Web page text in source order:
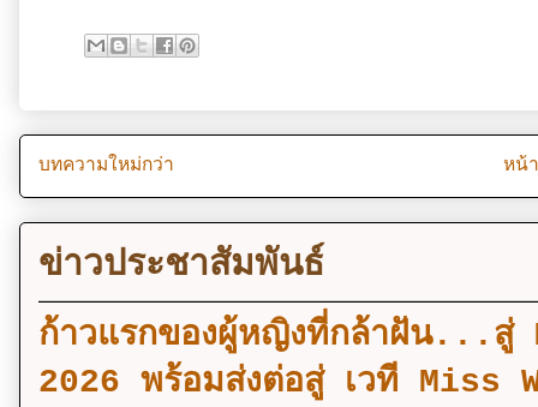
บทความใหม่กว่า หน้
ข่าวประชาสัมพันธ์
ก้าวแรกของผู้หญิงที่กล้าฝัน...
2026 พร้อมส่งต่อสู่ เวที